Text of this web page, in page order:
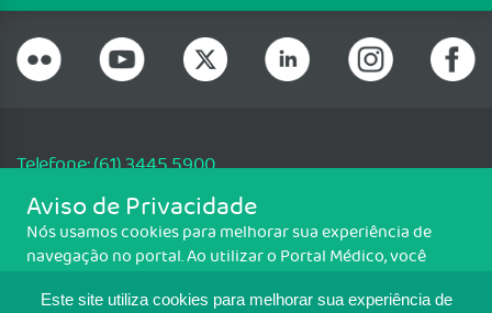
Este site utiliza cookies para melhorar sua experiência de
Telefone: (61) 3445 5900
Email: cfm@portalmedico.org.br
SGAS 616, Conjunto D, Lote 115, L2 Sul, Brasília/DF - CEP: 70200-760 -
CNPJ: 33.583.550/0001-30
Aviso de Privacidade
Nós usamos cookies para melhorar sua experiência de
navegação no portal. Ao utilizar o Portal Médico, você
Para ter mais informações sobre como isso é feito, acesse